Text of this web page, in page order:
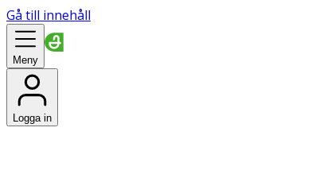
Gå till innehåll
Meny
Logga in